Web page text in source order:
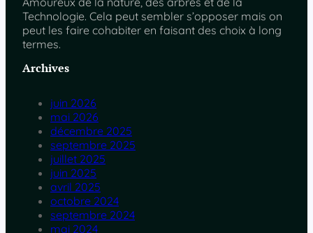
Technologie. Cela peut sembler s’opposer mais on
peut les faire cohabiter en faisant des choix à long
termes.
Archives
juin 2026
mai 2026
décembre 2025
septembre 2025
juillet 2025
juin 2025
avril 2025
octobre 2024
septembre 2024
mai 2024